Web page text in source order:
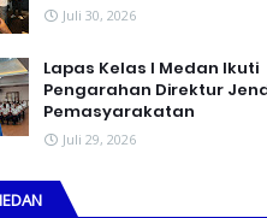
Juli 30, 2026
Lapas Kelas I Medan Ikuti
Pengarahan Direktur
Pemasyarakatan
Juli 29, 2026